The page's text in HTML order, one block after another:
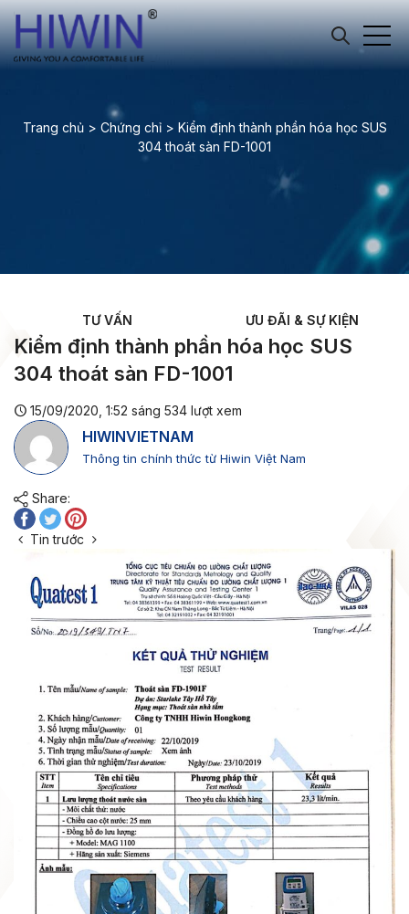
Trang chủ> Chứng chỉ> Kiểm định thành phần hóa học SUS
304 thoát sàn FD-1001
TƯ VẤN ƯU ĐÃI & SỰ KIỆN
Kiểm định thành phần hóa học SUS
304 thoát sàn FD-1001
15/09/2020, 1:52 sáng 534 lượt xem
HIWINVIETNAM
Thông tin chính thức từ Hiwin Việt Nam
Share:
Tin trước